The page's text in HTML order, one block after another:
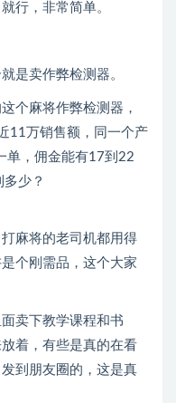
行，非常简单。
是卖作弊检测器。
个麻将作弊检测器，
11万销售额，同一个产
单，佣金能有17到22
少？
麻将的老司机都用得
个刚需品，这个大家
卖下教学课程和书
着，有些是真的在看
到朋友圈的，这是真